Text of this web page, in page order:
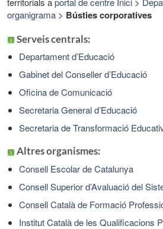
organigrama > Bústies corporatives
Serveis centrals:
Departament d’Educació
Gabinet del Conseller d’Educació
Oficina de Comunicació
Secretaria General d’Educació
Secretaria de Transformació
Altres organismes:
Consell Escolar de Catalunya
Consell Superior d’Avaluació del
Consell Català de Formació
Institut Català de les Qualificacions